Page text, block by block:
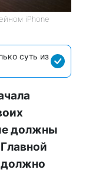
iPhone
суть из
должны
должно